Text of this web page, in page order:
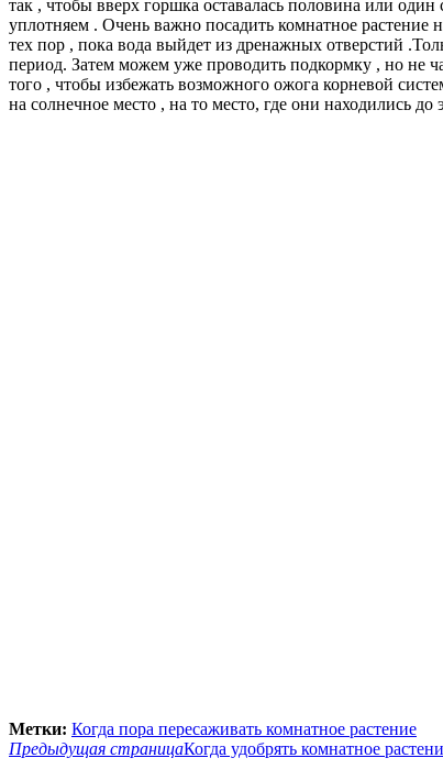
так , чтобы вверх горшка оставалась половина или
уплотняем . Очень важно посадить комнатное
тех пор , пока вода выйдет из дренажных отверстий
период. Затем можем уже проводить подкормку , но не
того , чтобы избежать возможного ожога корневой
на солнечное место , на то место, где они находились до
Метки: Когда пора пересаживать комнатное растение
Предыдущая страницаКогда удобрять комнатное